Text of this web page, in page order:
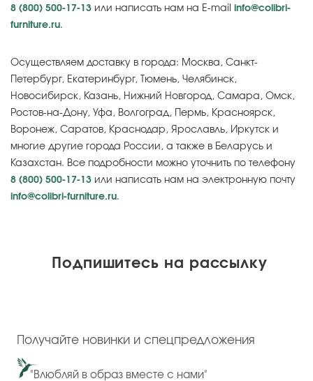
8 (800) 500-17-13 или написать нам на E-mail info@colibri-
furniture.ru.
Осуществляем доставку в города: Москва, Санкт-
Петербург, Екатеринбург, Тюмень, Челябинск,
Новосибирск, Казань, Нижний Новгород, Самара, Омск,
Ростов-на-Дону, Уфа, Волгоград, Пермь, Красноярск,
Воронеж, Саратов, Краснодар, Ярославль, Иркутск и
многие другие города России, а также в Беларусь и
Казахстан. Все подробности можно уточнить по телефону
8 (800) 500-17-13 или написать нам на электронную почту
info@colibri-furniture.ru.
Подпишитесь на рассылку
Получайте новинки и спецпредложения
"Влюбляй в образ вместе с нами"